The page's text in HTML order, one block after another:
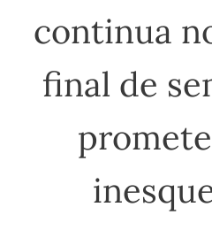
continua
final de